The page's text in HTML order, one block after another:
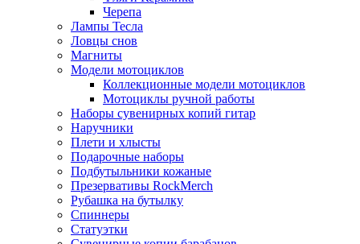
Черепа
Лампы Тесла
Ловцы снов
Магниты
Модели мотоциклов
Коллекционные модели мотоциклов
Мотоциклы ручной работы
Наборы сувенирных копий гитар
Наручники
Плети и хлысты
Подарочные наборы
Подбутыльники кожаные
Презервативы RockMerch
Рубашка на бутылку
Спиннеры
Статуэтки